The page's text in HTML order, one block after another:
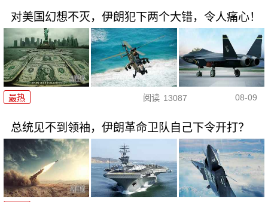
对美国幻想不灭，伊朗犯下两个大错，令人痛心！
最热 阅读 13087 08-09
总统见不到领袖，伊朗革命卫队自己下令开打？